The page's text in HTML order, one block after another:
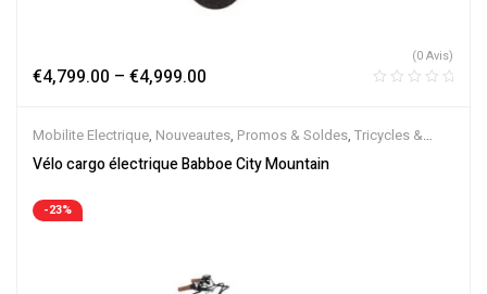
€4,799.00 – €4,999.00
(0 Avis)
Mobilite Electrique, Nouveautes, Promos & Soldes, Tricycles &
Cargos,Vélo électrique ville,Velos Electriques
Vélo cargo électrique Babboe City Mountain
-23%